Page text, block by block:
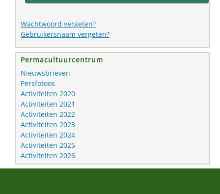
Wachtwoord vergeten?
Gebruikersnaam vergeten?
Permacultuurcentrum
Nieuwsbrieven
Persfotoos
Activiteiten 2020
Activiteiten 2021
Activiteiten 2022
Activiteiten 2023
Activiteiten 2024
Activiteiten 2025
Activiteiten 2026